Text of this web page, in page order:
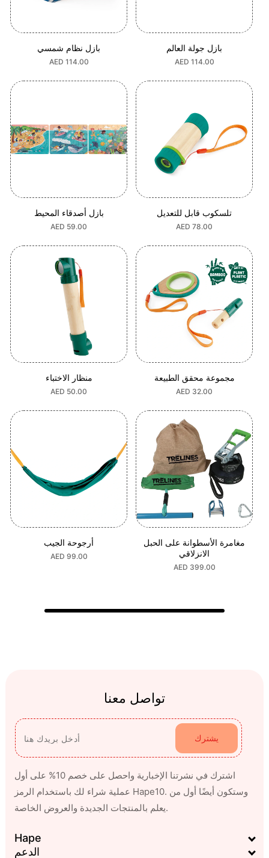
بازل نظام شمسي
السعر
AED 114.00
بازل جولة العالم
السعر
AED 114.00
بازل أصدقاء المحيط
السعر
AED 59.00
تلسكوب قابل للتعديل
السعر
AED 78.00
منظار الاختباء
السعر
AED 50.00
مجموعة محقق الطبيعة
السعر
AED 32.00
أرجوحة الجيب
السعر
AED 99.00
مغامرة الأسطوانة على الحبل
الانزلاقي
السعر
AED 399.00
تواصل معنا
يشترك
اشترك في نشرتنا الإخبارية واحصل على خصم 10% على أول
عملية شراء لك باستخدام الرمز Hape10. وستكون أيضًا أول من
يعلم بالمنتجات الجديدة والعروض الخاصة.
Hape
الدعم